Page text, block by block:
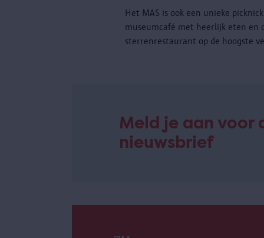
Het MAS is ook een unieke
museumcafé met heerlijk eten en
sterrenrestaurant op de hoogste
Meld je aan voor
nieuwsbrief